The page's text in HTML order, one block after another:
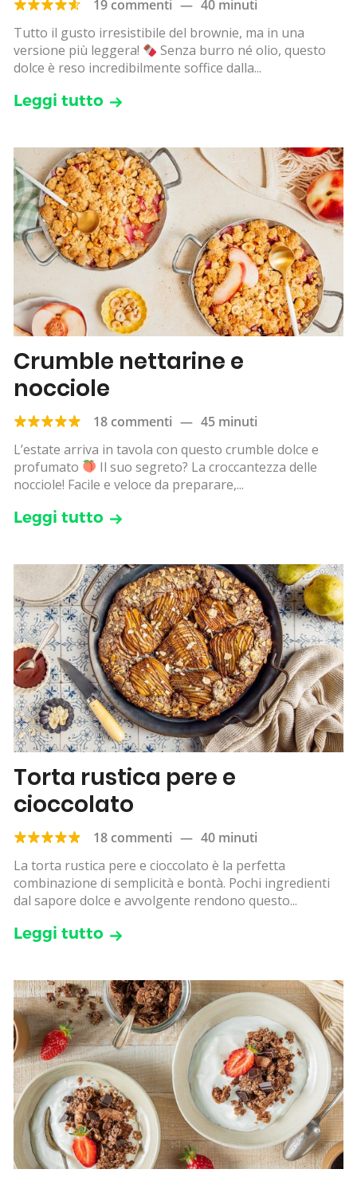
19 commenti — 40 minuti
Tutto il gusto irresistibile del brownie, ma in una
versione più leggera!
Senza burro né olio, questo
dolce è reso incredibilmente soffice dalla...
Leggi tutto
Crumble nettarine e
nocciole
18 commenti — 45 minuti
L’estate arriva in tavola con questo crumble dolce e
profumato
Il suo segreto? La croccantezza delle
nocciole! Facile e veloce da preparare,...
Leggi tutto
Torta rustica pere e
cioccolato
18 commenti — 40 minuti
La torta rustica pere e cioccolato è la perfetta
combinazione di semplicità e bontà. Pochi ingredienti
dal sapore dolce e avvolgente rendono questo...
Leggi tutto